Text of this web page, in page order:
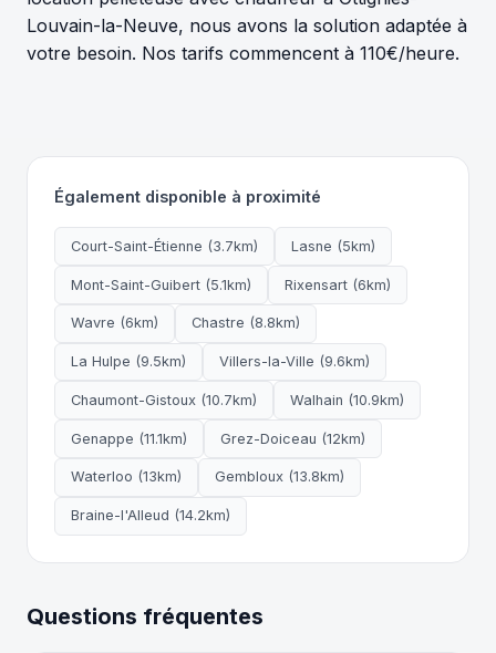
Louvain-la-Neuve, nous avons la solution adaptée à
votre besoin. Nos tarifs commencent à 110€/heure.
Également disponible à proximité
Court-Saint-Étienne (3.7km) Lasne (5km)
Mont-Saint-Guibert (5.1km) Rixensart (6km)
Wavre (6km) Chastre (8.8km)
La Hulpe (9.5km) Villers-la-Ville (9.6km)
Chaumont-Gistoux (10.7km) Walhain (10.9km)
Genappe (11.1km) Grez-Doiceau (12km)
Waterloo (13km) Gembloux (13.8km)
Braine-l'Alleud (14.2km)
Questions fréquentes